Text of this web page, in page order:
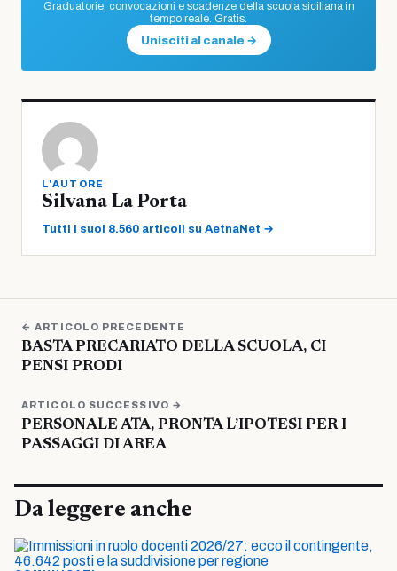
Graduatorie, convocazioni e scadenze della scuola siciliana in
tempo reale. Gratis.
Unisciti al canale →
L'AUTORE
Silvana La Porta
Tutti i suoi 8.560 articoli su AetnaNet →
← ARTICOLO PRECEDENTE
BASTA PRECARIATO DELLA SCUOLA, CI
PENSI PRODI
ARTICOLO SUCCESSIVO →
PERSONALE ATA, PRONTA L’IPOTESI PER I
PASSAGGI DI AREA
Da leggere anche